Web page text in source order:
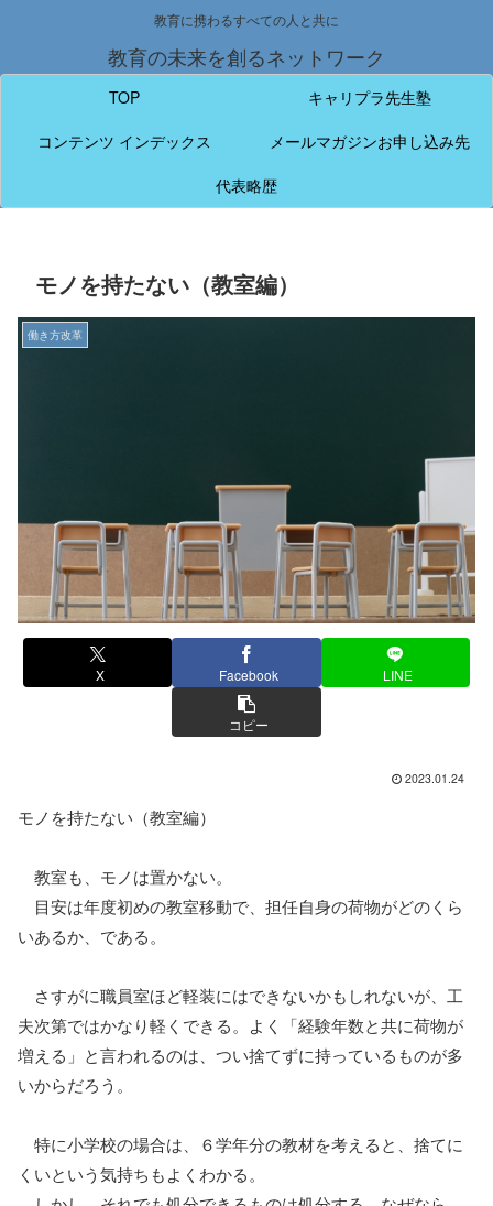
教育に携わるすべての人と共に
教育の未来を創るネットワーク
TOP
キャリプラ先生塾
コンテンツ インデックス
メールマガジンお申し込み先
代表略歴
モノを持たない（教室編）
働き方改革
X Facebook LINE
コピー
2023.01.24
モノを持たない（教室編）
教室も、モノは置かない。
目安は年度初めの教室移動で、担任自身の荷物がどのくら
いあるか、である。
さすがに職員室ほど軽装にはできないかもしれないが、工
夫次第ではかなり軽くできる。よく「経験年数と共に荷物が
増える」と言われるのは、つい捨てずに持っているものが多
いからだろう。
特に小学校の場合は、６学年分の教材を考えると、捨てに
くいという気持ちもよくわかる。